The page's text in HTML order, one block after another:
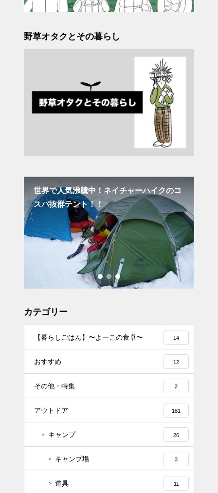
野草オタクとその暮らし
世界で人気沸騰中！ネイチャーハイクのコ
スパ抜群テント！！
カテゴリー
【暮らしごはん】〜よーこの食卓〜 14
おすすめ 12
その他・特集 2
アウトドア 181
キャンプ 26
キャンプ場 3
道具 11